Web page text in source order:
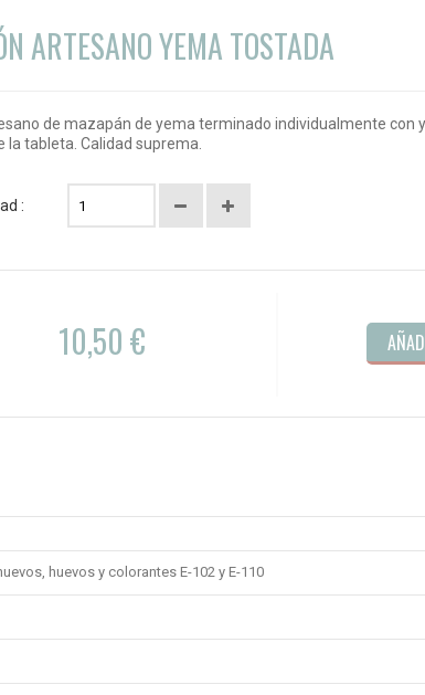
ARTESANO YEMA TOSTADA
de mazapán de yema terminado individualmente con
la tableta. Calidad suprema.
:
10,50 €
huevos y colorantes E-102 y E-110